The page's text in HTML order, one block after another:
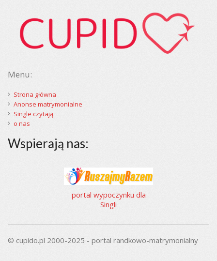
Menu:
Strona główna
Anonse matrymonialne
Single czytają
o nas
Wspierają nas:
portal wypoczynku dla
Singli
© cupido.pl 2000-2025 - portal randkowo-matrymonialny